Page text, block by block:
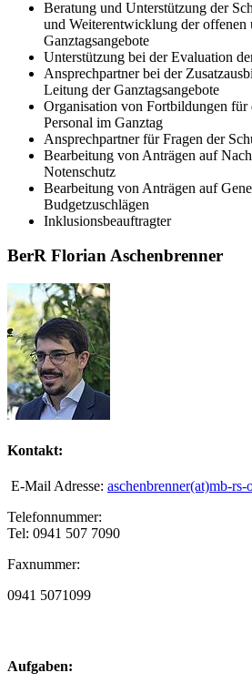
Beratung und Unterstützung der
und Weiterentwicklung der offenen
Ganztagsangebote
Unterstützung bei der Evaluation
Ansprechpartner bei der
Leitung der Ganztagsangebote
Organisation von Fortbildungen für
Personal im Ganztag
Ansprechpartner für Fragen der
Bearbeitung von Anträgen auf
Notenschutz
Bearbeitung von Anträgen auf
Budgetzuschlägen
Inklusionsbeauftragter
BerR Florian Aschenbrenner
Kontakt:
E-Mail Adresse: aschenbrenner(at)mb-rs-
Telefonnummer:
Tel: 0941 507 7090
Faxnummer:
0941 5071099
Aufgaben: